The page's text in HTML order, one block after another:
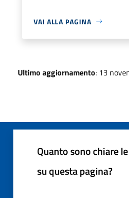
VAI ALLA PAGINA
Ultimo aggiornamento: 13
Quanto sono chiare
su questa pagina?